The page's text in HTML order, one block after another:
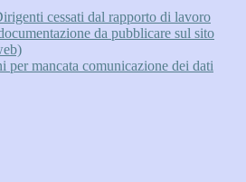
cessati dal rapporto di lavoro
da pubblicare sul sito
per mancata comunicazione dei dati